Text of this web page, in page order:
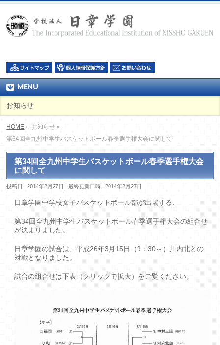
MENU
お知らせ
HOME » お知らせ »
第34回全九州中学生バスケットボール春季選手権大会に関して
第34回全九州中学生バスケットボール春季選手権大会
に関して
投稿日 : 2014年2月27日 最終更新日時 : 2014年2月27日
日章学園中学校女子バスケットボール部が出場する、
第34回全九州中学生バスケットボール春季選手権大会の組合せ
が決まりました。
日章学園の試合は、平成26年3月15日（9：30～）川内北との
対戦となりました。
試合の組合せは下表（クリックで拡大）をご覧ください。